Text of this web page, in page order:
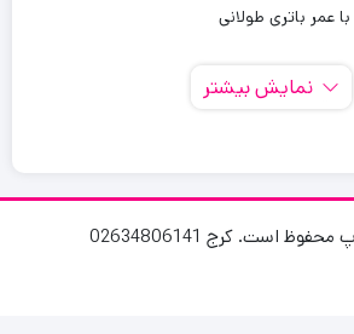
نمایش بیشتر
تمامی حقوق برای سلرشاپ محفوظ است. کرج 02634806141